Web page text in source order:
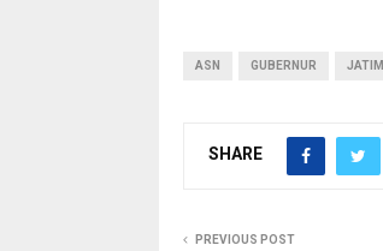
ASN GUBERNUR JATIM
SHARE
PREVIOUS POST